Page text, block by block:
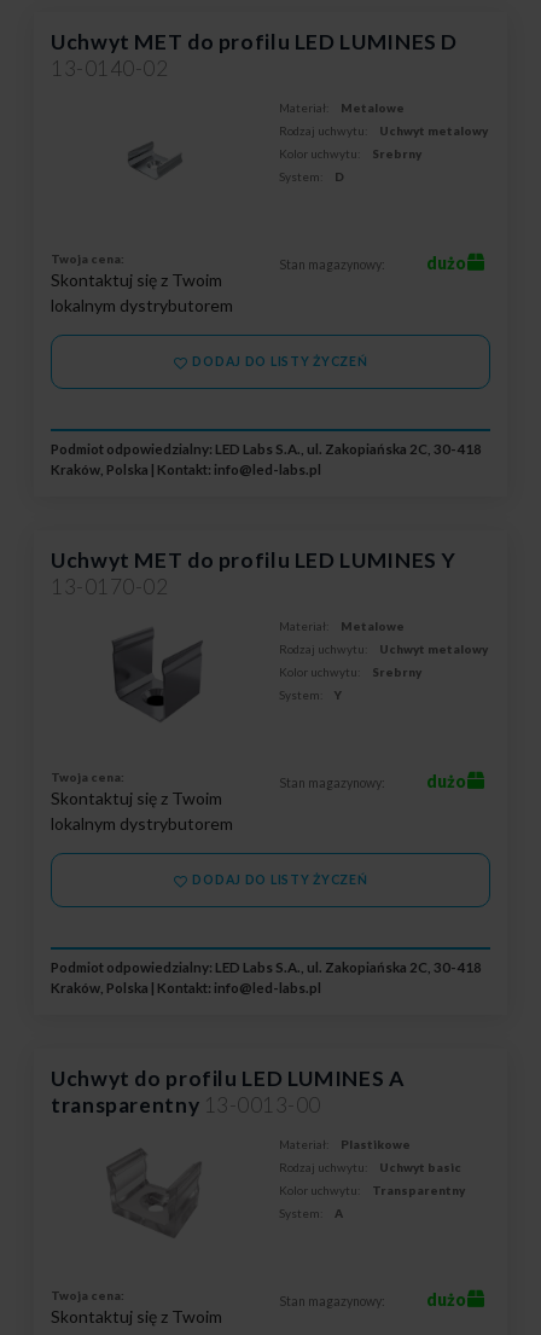
Uchwyt MET do profilu LED LUMINES D
13-0140-02
Materiał:
Metalowe
Rodzaj uchwytu:
Uchwyt metalowy
Kolor uchwytu:
Srebrny
System:
D
Twoja cena:
Skontaktuj się z Twoim
lokalnym dystrybutorem
Stan magazynowy: dużo
DODAJ DO LISTY ŻYCZEŃ
Podmiot odpowiedzialny: LED Labs S.A., ul. Zakopiańska 2C, 30-418
Kraków, Polska | Kontakt: info@led-labs.pl
Uchwyt MET do profilu LED LUMINES Y
13-0170-02
Materiał:
Metalowe
Rodzaj uchwytu:
Uchwyt metalowy
Kolor uchwytu:
Srebrny
System:
Y
Twoja cena:
Skontaktuj się z Twoim
lokalnym dystrybutorem
Stan magazynowy: dużo
DODAJ DO LISTY ŻYCZEŃ
Podmiot odpowiedzialny: LED Labs S.A., ul. Zakopiańska 2C, 30-418
Kraków, Polska | Kontakt: info@led-labs.pl
Uchwyt do profilu LED LUMINES A
transparentny 13-0013-00
Materiał:
Plastikowe
Rodzaj uchwytu:
Uchwyt basic
Kolor uchwytu:
Transparentny
System:
A
Twoja cena:
Skontaktuj się z Twoim
Stan magazynowy: dużo